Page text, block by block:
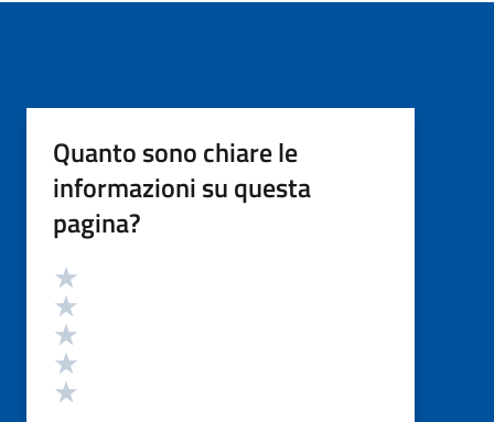
Quanto sono chiare le
informazioni su questa
pagina?
Valutazione